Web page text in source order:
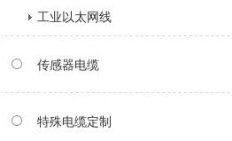
工业以太网线
传感器电缆
特殊电缆定制